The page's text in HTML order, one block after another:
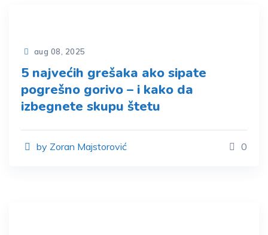
aug 08, 2025
5 najvećih grešaka ako sipate
pogrešno gorivo – i kako da
izbegnete skupu štetu
by Zoran Majstorović 0